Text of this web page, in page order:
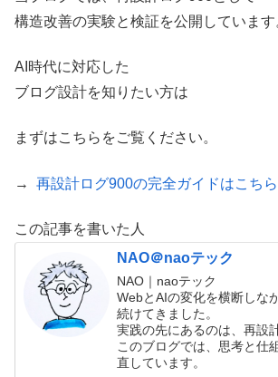
構造改善の実験と検証を公開しています
AI時代に対応した
ブログ設計を知りたい方は
まずはこちらをご覧ください。
→ 再設計ログ900の完全ガイドはこちら
この記事を書いた人
NAO＠naoテック
NAO｜naoテック
WebとAIの変化を横断しな
続けてきました。
実践の先にあるのは、再設
このブログでは、思考と仕
直しています。